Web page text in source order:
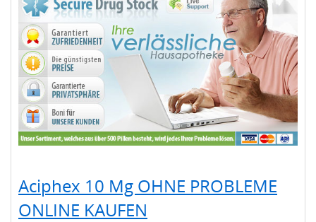
Aciphex 10 Mg OHNE PROBLEME
ONLINE KAUFEN